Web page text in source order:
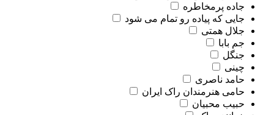
جاده پرمخاطره
جایی که پیاده رو تمام می شود
جلال همتی
جم بابا
جنگل
چینی
حامد ناصری
حامی هنرمندان راک ایران
حبیب محبیان